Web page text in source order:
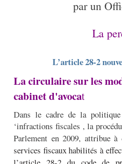
par un
La
L’article 28-2
La circulaire sur les
cabinet d'avocat
Dans le cadre de la politique
‘infractions fiscales , la
Parlement en 2009, attribue
services fiscaux habilités à